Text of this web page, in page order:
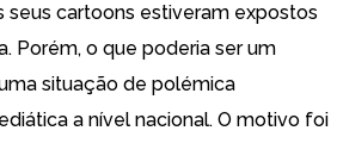
seus cartoons estiveram expostos
Porém, o que poderia ser um
situação de polémica
a nível nacional. O motivo foi